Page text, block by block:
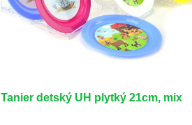
Tanier detský UH plytký 21cm, mix